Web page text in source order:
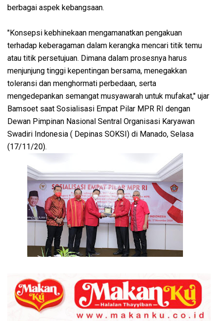
berbagai aspek kebangsaan.
"Konsepsi kebhinekaan mengamanatkan pengakuan
terhadap keberagaman dalam kerangka mencari titik temu
atau titik persetujuan. Dimana dalam prosesnya harus
menjunjung tinggi kepentingan bersama, menegakkan
toleransi dan menghormati perbedaan, serta
mengedepankan semangat musyawarah untuk mufakat," ujar
Bamsoet saat Sosialisasi Empat Pilar MPR RI dengan
Dewan Pimpinan Nasional Sentral Organisasi Karyawan
Swadiri Indonesia ( Depinas SOKSI) di Manado, Selasa
(17/11/20).